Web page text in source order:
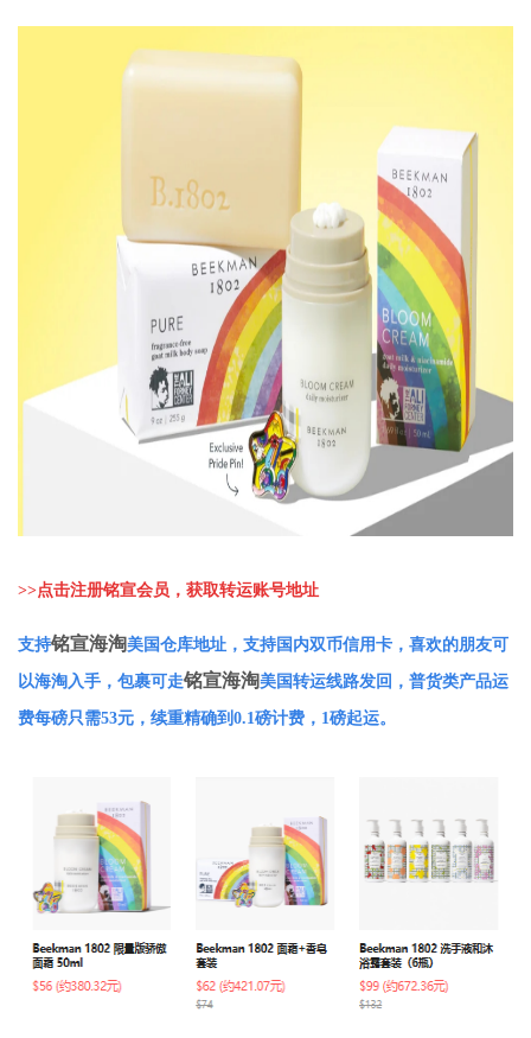
>>点击注册铭宣会员，获取转运账号地址
支持铭宣海淘美国仓库地址，支持国内双币信用卡，喜欢的朋友可
以海淘入手，包裹可走铭宣海淘美国转运线路发回，普货类产品运
费每磅只需53元，续重精确到0.1磅计费，1磅起运。